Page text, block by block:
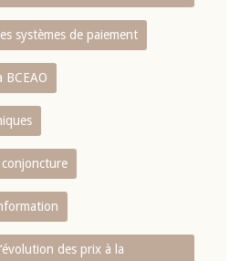
systèmes de paiement
BCEAO
des prix à la